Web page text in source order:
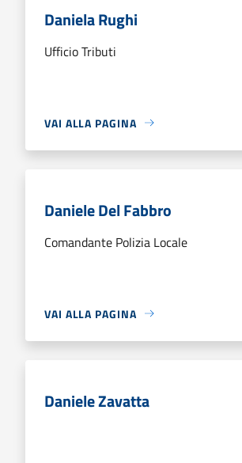
Daniela Rughi
Ufficio Tributi
VAI ALLA PAGINA
Daniele Del Fabbro
Comandante Polizia Locale
VAI ALLA PAGINA
Daniele Zavatta